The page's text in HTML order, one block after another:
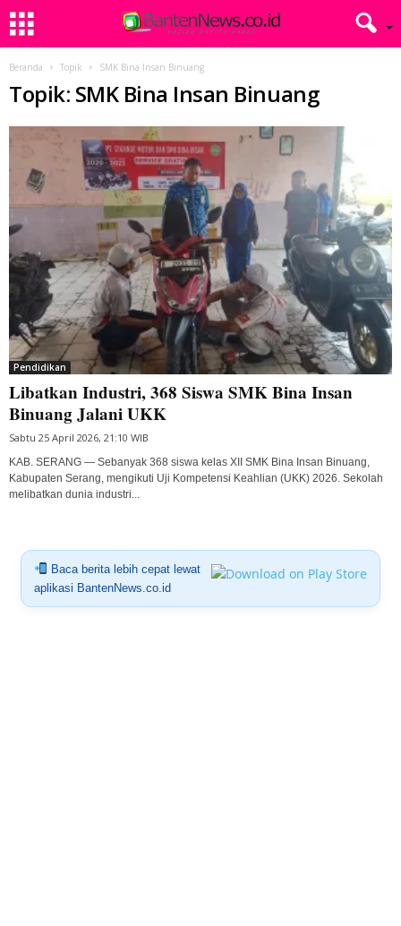
Beranda Topik SMK Bina Insan Binuang
Topik: SMK Bina Insan Binuang
Pendidikan
Libatkan Industri, 368 Siswa SMK Bina Insan
Binuang Jalani UKK
Sabtu 25 April 2026, 21:10 WIB
KAB. SERANG — Sebanyak 368 siswa kelas XII SMK Bina Insan Binuang,
Kabupaten Serang, mengikuti Uji Kompetensi Keahlian (UKK) 2026. Sekolah
melibatkan dunia industri...
Baca berita lebih cepat lewat
aplikasi BantenNews.co.id